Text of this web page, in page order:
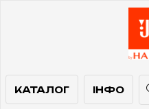
КАТАЛОГ
КАТАЛОГ ІНФО
ІНФО